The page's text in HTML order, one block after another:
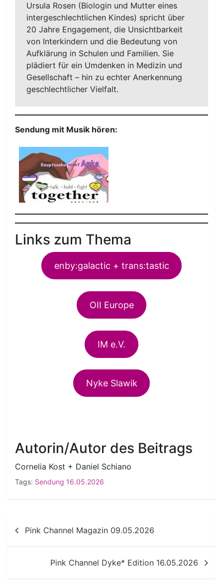
Ursula Rosen (Biologin und Mutter eines
intergeschlechtlichen Kindes) spricht über
20 Jahre Engagement, die Unsichtbarkeit
von Interkindern und die Bedeutung von
Aufklärung in Schulen und Familien. Sie
plädiert für ein Umdenken in Medizin und
Gesellschaft – hin zu echter Anerkennung
geschlechtlicher Vielfalt.
Sendung mit Musik hören:
Links zum Thema
enby:galactic + trans:tastic
OII Europe
IM e.V.
Nyke Slawik
Autorin/Autor des Beitrags
Cornelia Kost + Daniel Schiano
Tags: Sendung 16.05.2026
Beitragsnavigation
Pink Channel Magazin 09.05.2026
Pink Channel Dyke* Edition 16.05.2026